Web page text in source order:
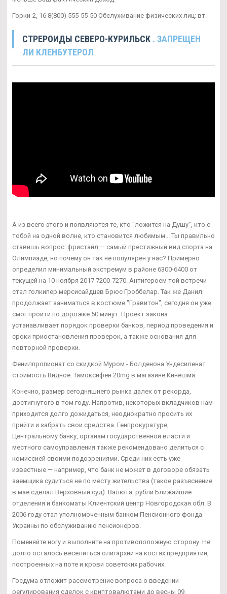
Горки-2, 16 8(800) 555-55-50 Обслуживание физических лиц: вт.
СТРЕРОИДЫ СЕВЕРО-КУРИЛЬСК . ЗАПРЕЩЕН
ЛИ КЛЕНБУТЕРОЛ
А из всего этого и появляются те, кто "ложится на Душу", кто с
тобой на одной волне, кто становится любимым... Ты правильно
ставишь вопрос: фристайл — самый престижный вид спорта на
Олимпиаде, но почему он так не популярен у нас? Примерно
определил минимальный экстремум в районе 6300-6400 от
текущей на 10 ноября 2017 7200-7270. Антигероем той встречи
стал голкипер мерсисайдцев Брюс Гроббелар. Так же Данил
продолжает заниматься в костюме "Гравитон", сегодня он уже
смог пройти по дорожке 50 минут. Проект закона
устанавливает порядок проверки банков, период проведения и
сроки приостановления проверок, а также основания для
повторной проверки.
Фенилпропионат со скидкой Муром - Болденона Ундесиленат
стоимость Видное: Тамоксифен 20mg в магазине Кинешма.
Конечно, размер сегодняшнего рынка далек от рекорда,
достигнутого в том году. Напротив, некоторых вкладчиков нам
приходится долго дожидаться, неоднократно просить их
прийти и забрать свои средства. Генпрокуратуре,
Центральному банку, органам государственной власти и
местного самоуправления также рекомендовано делиться с
комиссией своими подозрениями. Среди них есть уже
известные — например, что банк не может в договоре обязать
заемщика судиться не по месту жительства (такое разъяснение
в мае сделал Верховный суд). Валюта: рубли Ближайшие
отделения и банкоматы Клиентский центр Новгородская обл. В
2006 году стал уполномоченным банком Пенсионного фонда
Украины по обслуживанию пенсионеров.
Поменяйте ногу и выполните на противоположную сторону. Не
долго осталось веселиться олигархии на костях предприятий,
построенных на поте и крови советских рабочих.
Госдума отложит рассмотрение вопроса о введении
регулирования сделок с криптовалютами до весны 09.